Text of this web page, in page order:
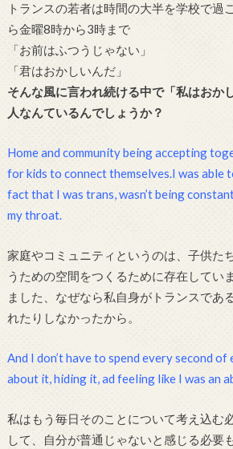
トランスの若者は時間の大半を学校で過
ら金曜8時から3時まで
「お前はふつうじゃない」
「君はおかしいんだ」
そんな風に言われ続ける中で「私はおか
人なんているんでしょうか？
Home and community being accepting
for kids to connect themselves.I was able
fact that I was trans, wasn’t being
my throat.
家庭やコミュニティというのは、子供た
うための空間をつくるために存在してい
ました、なぜなら私自身がトランスであ
れたりしなかったから。
And I don’t have to spend every second
about it, hiding it, ad feeling like I was an
私はもう毎日そのことについて考え込む
して、自分が普通じゃないと感じる必要